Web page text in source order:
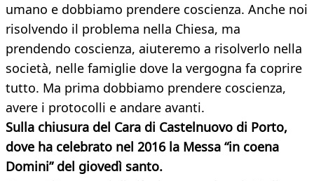
umano e dobbiamo prendere coscienza. Anche noi
risolvendo il problema nella Chiesa, ma
prendendo coscienza, aiuteremo a risolverlo nella
società, nelle famiglie dove la vergogna fa coprire
tutto. Ma prima dobbiamo prendere coscienza,
avere i protocolli e andare avanti.
Sulla chiusura del Cara di Castelnuovo di Porto,
dove ha celebrato nel 2016 la Messa “in coena
Domini” del giovedì santo.